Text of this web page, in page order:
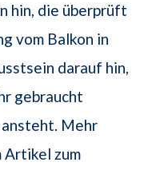
hin, die überprüft
vom Balkon in
darauf hin,
gebraucht
Mehr
Artikel zum